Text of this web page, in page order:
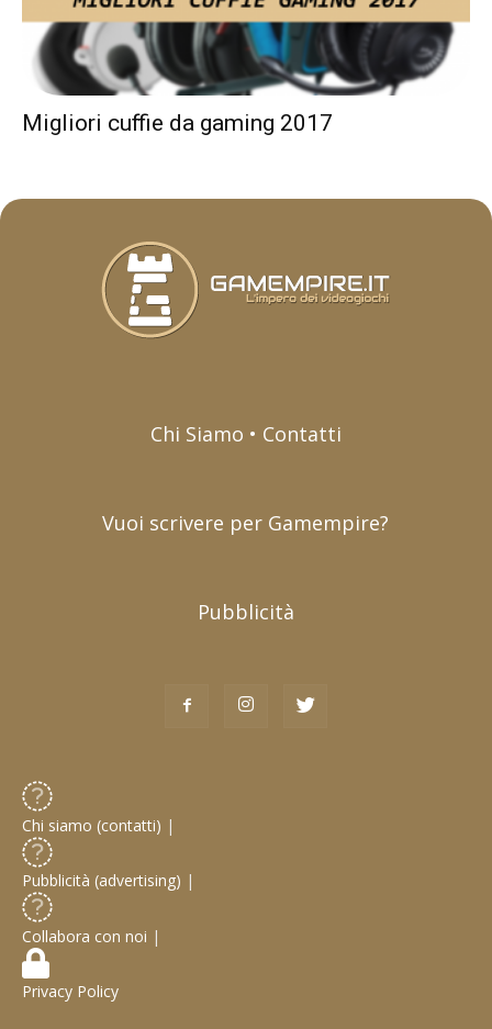
Migliori cuffie da gaming 2017
Chi Siamo • Contatti
Vuoi scrivere per Gamempire?
Pubblicità
Chi siamo (contatti) |
Pubblicità (advertising) |
Collabora con noi |
Privacy Policy